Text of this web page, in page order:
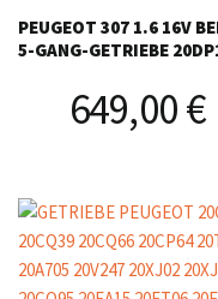
PEUGEOT 307 1.6 16V
5-GANG-GETRIEBE
649,00€